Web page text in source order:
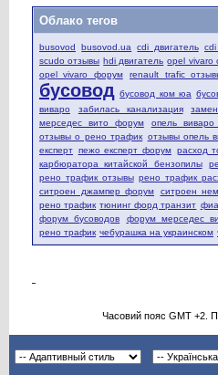
Облако тегов
busovod busovod.ua cdi двигатель
scudo отзывы hdi двигатель opel vivaro
opel vivaro форум
renault trafic
бусовод бусовод ком юа
виваро
забилась канализация
мерседес вито форум
опель
отзывы о рено трафик отзывы опель
експерт пежо експерт форум расход
карбюратора китайской бензопилы
рено трафик отзывы рено трафик
ситроен джампер форум
ситроен
рено трафик тюнинг форд транзит
форум бусоводов
форум мерседес
рено трафик чебурашка на украинском
Часовий пояс GMT +2.